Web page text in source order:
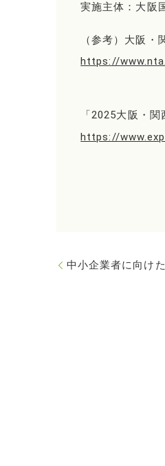
実施主体：大阪
（参考）大阪・
https://
「2025大阪・
https://
中小企業者に向け